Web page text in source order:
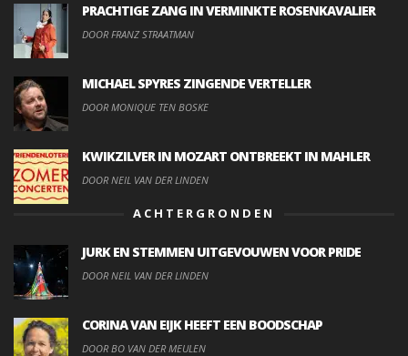
PRACHTIGE ZANG IN VERMINKTE ROSENKAVALIER
DOOR FRANZ STRAATMAN
MICHAEL SPYRES ZINGENDE VERTELLER
DOOR MONIQUE TEN BOSKE
KWIKZILVER IN MOZART ONTBREEKT IN MAHLER
DOOR NEIL VAN DER LINDEN
ACHTERGRONDEN
JURK EN STEMMEN UITGEVOUWEN VOOR PRIDE
DOOR NEIL VAN DER LINDEN
CORINA VAN EIJK HEEFT EEN BOODSCHAP
DOOR BO VAN DER MEULEN